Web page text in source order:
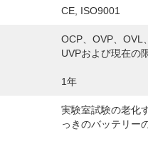
CE, ISO9001
OCP、OVP、OVL
UVPおよび現在の
1年
実験室試験の老化
っきのバッテリー